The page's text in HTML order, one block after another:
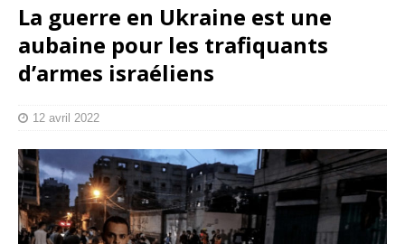
La guerre en Ukraine est une
aubaine pour les trafiquants
d’armes israéliens
12 avril 2022